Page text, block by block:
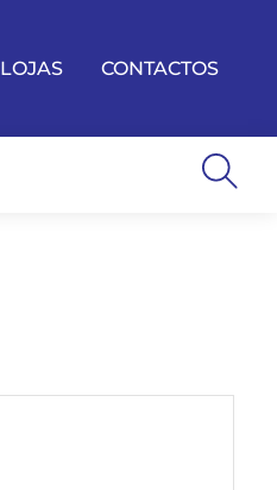
LOJAS CONTACTOS